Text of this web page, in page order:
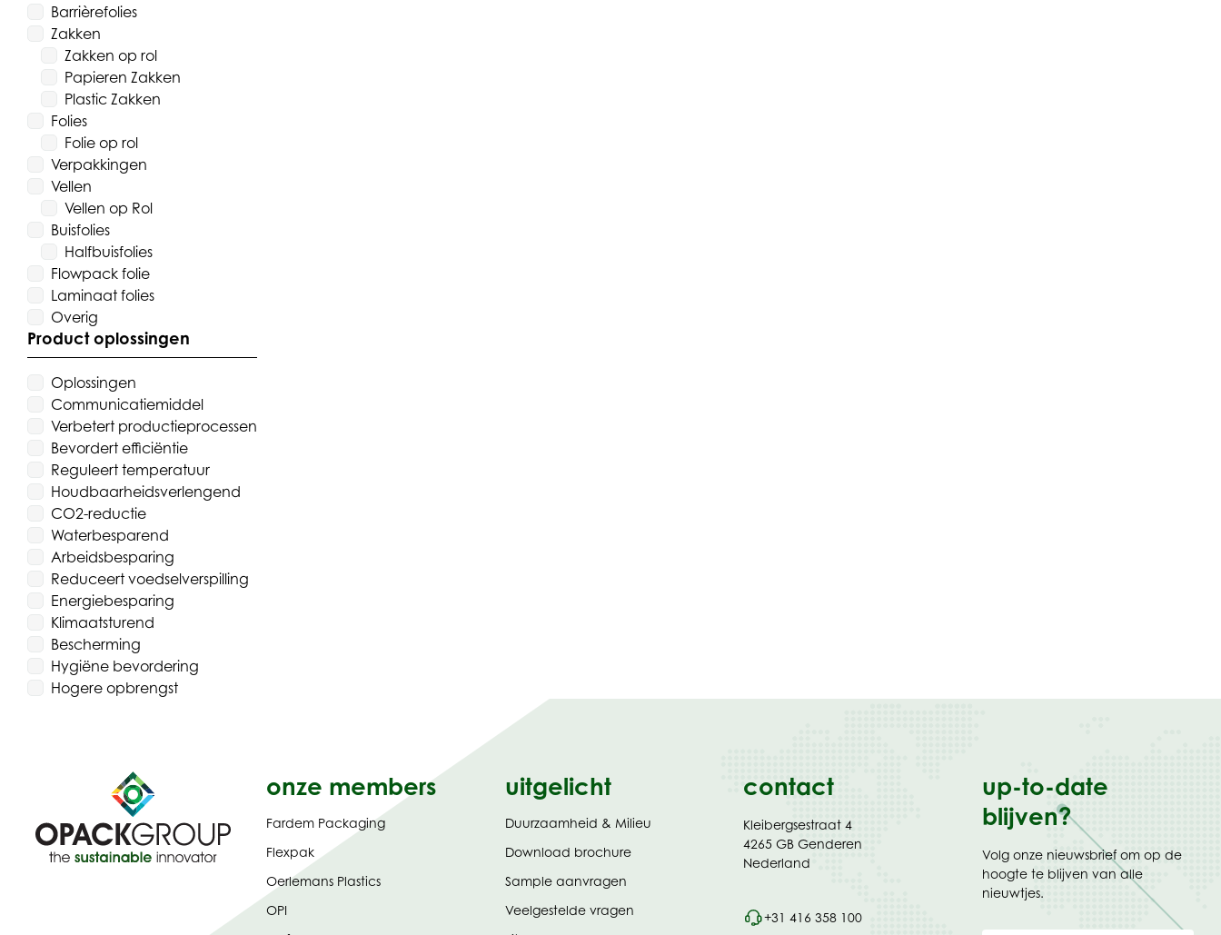
Barrièrefolies
Zakken
Zakken op rol
Papieren Zakken
Plastic Zakken
Folies
Folie op rol
Verpakkingen
Vellen
Vellen op Rol
Buisfolies
Halfbuisfolies
Flowpack folie
Laminaat folies
Overig
Product oplossingen
Oplossingen
Communicatiemiddel
Verbetert productieprocessen
Bevordert efficiëntie
Reguleert temperatuur
Houdbaarheidsverlengend
CO2-reductie
Waterbesparend
Arbeidsbesparing
Reduceert voedselverspilling
Energiebesparing
Klimaatsturend
Bescherming
Hygiëne bevordering
Hogere opbrengst
onze members
Fardem Packaging
Flexpak
Oerlemans Plastics
OPI
uitgelicht
Duurzaamheid & Milieu
Download brochure(opent
Sample aanvragen
Veelgestelde vragen
contact
Kleibergsestraat 4
4265 GB Genderen
Nederland
+31 416 358 100
up-to-date
blijven?
Volg onze nieuwsbrief om op de
hoogte te blijven van alle
nieuwtjes.